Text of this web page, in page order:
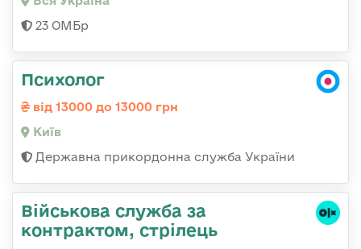
23 ОМБр
Психолог
від 13000 до 13000 грн
Київ
Державна прикордонна служба України
Військова служба за
контрактом, стрілець